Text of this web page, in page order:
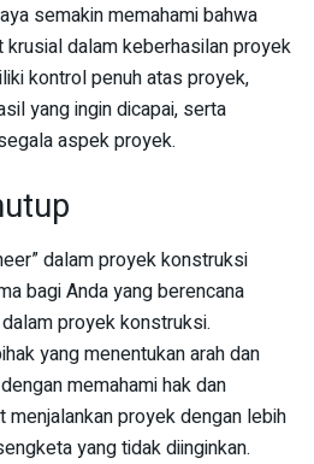
semakin memahami bahwa
krusial dalam keberhasilan proyek
kontrol penuh atas proyek,
yang ingin dicapai, serta
aspek proyek.
dalam proyek konstruksi
bagi Anda yang berencana
proyek konstruksi.
yang menentukan arah dan
memahami hak dan
menjalankan proyek dengan lebih
yang tidak diinginkan.